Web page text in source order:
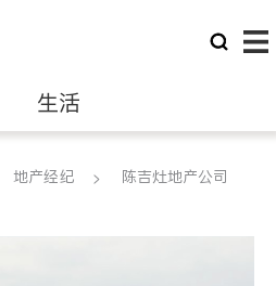
生活
律师
地产经纪
陈吉灶地产公司